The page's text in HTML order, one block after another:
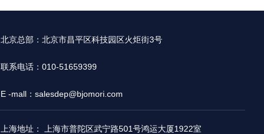
北京总部：北京市昌平区科技园区火炬街3号
联系电话：010-51659399
E -mall：salesdep@bjomori.com
上海地址： 上海市普陀区武宁路501号鸿运大厦1922室